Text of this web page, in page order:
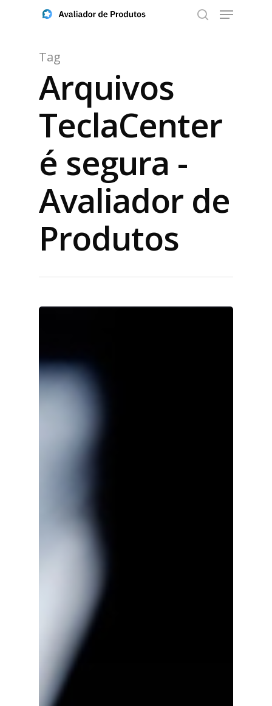
Aperte ENTER para buscar ou ESC para fechar
Tag
Arquivos
TeclaCenter
é segura -
Avaliador de
Produtos